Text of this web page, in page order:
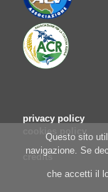
privacy policy
cookies policy
credits
Questo sito
navigazione. Se
che accetti il